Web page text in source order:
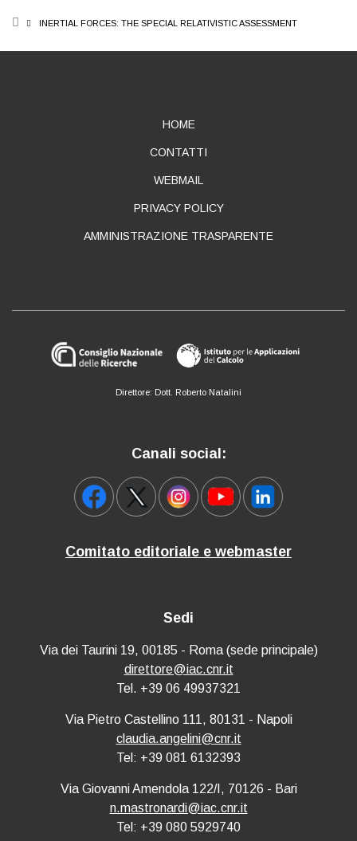
BREADCRUMB
INERTIAL FORCES: THE SPECIAL RELATIVISTIC ASSESSMENT
HOME
CONTATTI
WEBMAIL
PRIVACY POLICY
AMMINISTRAZIONE TRASPARENTE
Direttore: Dott. Roberto Natalini
Canali social:
Comitato editoriale e webmaster
Sedi
Via dei Taurini 19, 00185 - Roma (sede principale)
direttore@iac.cnr.it
Tel. +39 06 49937321
Via Pietro Castellino 111, 80131 - Napoli
claudia.angelini@cnr.it
Tel: +39 081 6132393
Via Giovanni Amendola 122/I, 70126 - Bari
n.mastronardi@iac.cnr.it
Tel: +39 080 5929740